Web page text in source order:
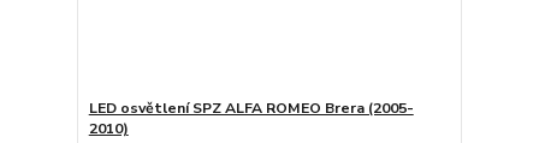
LED osvětlení SPZ ALFA ROMEO Brera (2005-
2010)